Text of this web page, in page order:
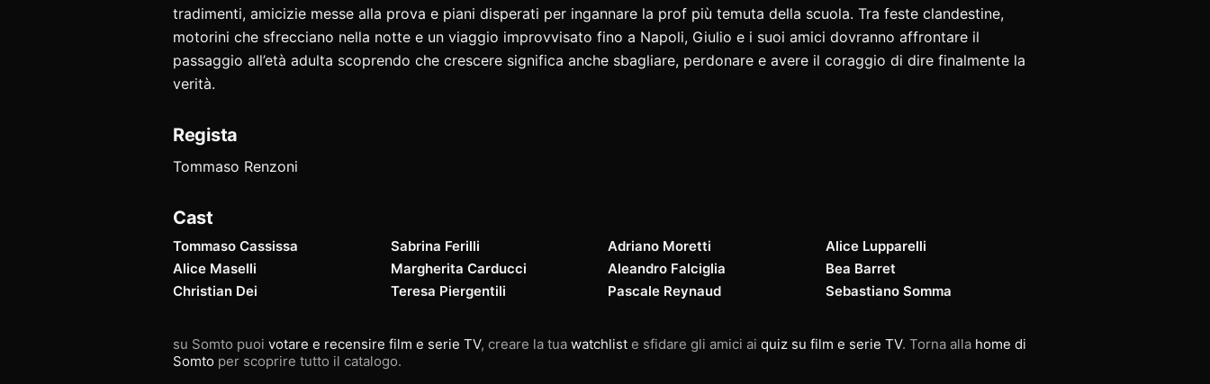
tradimenti, amicizie messe alla prova e piani disperati per ingannare la prof più temuta della scuola. Tra feste clandestine,
motorini che sfrecciano nella notte e un viaggio improvvisato fino a Napoli, Giulio e i suoi amici dovranno affrontare il
passaggio all’età adulta scoprendo che crescere significa anche sbagliare, perdonare e avere il coraggio di dire finalmente la
verità.
Regista
Tommaso Renzoni
Cast
Tommaso Cassissa Sabrina Ferilli Adriano Moretti
Alice Lupparelli
Alice Maselli
Margherita Carducci Aleandro Falciglia
Bea Barret
Christian Dei
Teresa Piergentili Pascale Reynaud Sebastiano Somma
su Somto puoi votare e recensire film e serie TV, creare la tua watchlist e sfidare gli amici ai quiz su film e serie TV. Torna alla home di
Somto per scoprire tutto il catalogo.